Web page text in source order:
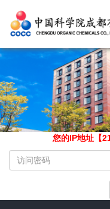
您的IP地址【